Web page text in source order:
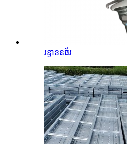
រន្ទាខនធ័រ